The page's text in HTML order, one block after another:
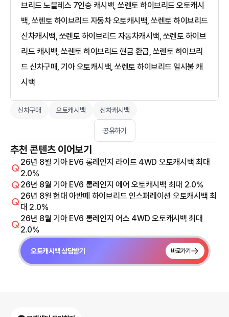
브리드 노블레스 7인승 캐시백, 쏘렌토 하이브리드 오토캐시
백, 쏘렌토 하이브리드 자동차 오토캐시백, 쏘렌토 하이브리드
신차캐시백, 쏘렌토 하이브리드 자동차캐시백, 쏘렌토 하이브
리드 캐시백, 쏘렌토 하이브리드 현금 환급, 쏘렌토 하이브리
드 신차구매, 기아 오토캐시백, 쏘렌토 하이브리드 일시불 캐
시백
신차구매 오토캐시백 신차캐시백
공유하기
추천 콘텐츠 이어보기
26년 8월 기아 EV6 롱레인지 라이트 4WD 오토캐시백 최대
2.0%
26년 8월 기아 EV6 롱레인지 에어 오토캐시백 최대 2.0%
26년 8월 현대 아반떼 하이브리드 인스퍼레이션 오토캐시백 최
대 2.0%
26년 8월 기아 EV6 롱레인지 어스 4WD 오토캐시백 최대
2.0%
오토캐시백 상담받기 바로가기